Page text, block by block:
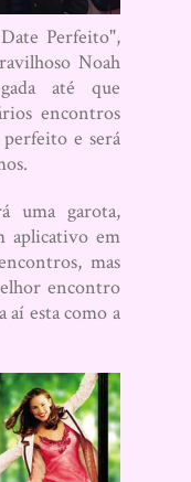
Perfeito",
Noah
até que
encontros
e será
uma garota,
aplicativo em
mas
encontro
aí esta como a